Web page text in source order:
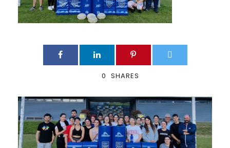
0 SHARES